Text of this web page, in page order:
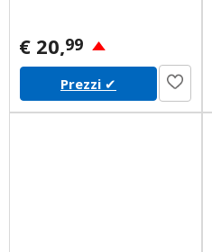
rimborso di 12 mesi) Elenco
prodotti> Fare clic su Venduto da
IfreeMall> Scegliere l'opzione Fai
una domanda Accedi al tuo
account> Clicca sul tuo account>
Il tuo ordine> Trova il tuo ordine
€ 20,99
Prezzi ✔